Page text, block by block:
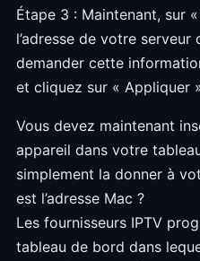
Étape 3 : Maintenant, sur
l’adresse de votre
demander cette
et cliquez sur « Appliquer
Vous devez maintenant
appareil dans votre
simplement la donner à
est l’adresse Mac ?
Les fournisseurs IPTV
tableau de bord dans